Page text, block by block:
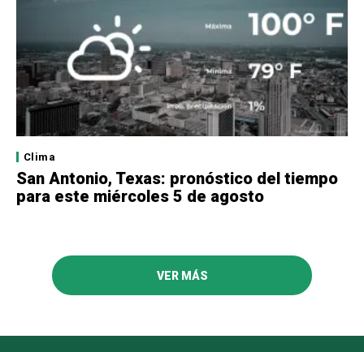
Clima
San Antonio, Texas: pronóstico del tiempo
para este miércoles 5 de agosto
VER MÁS